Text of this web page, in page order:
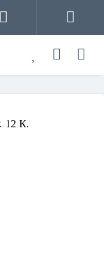
К.